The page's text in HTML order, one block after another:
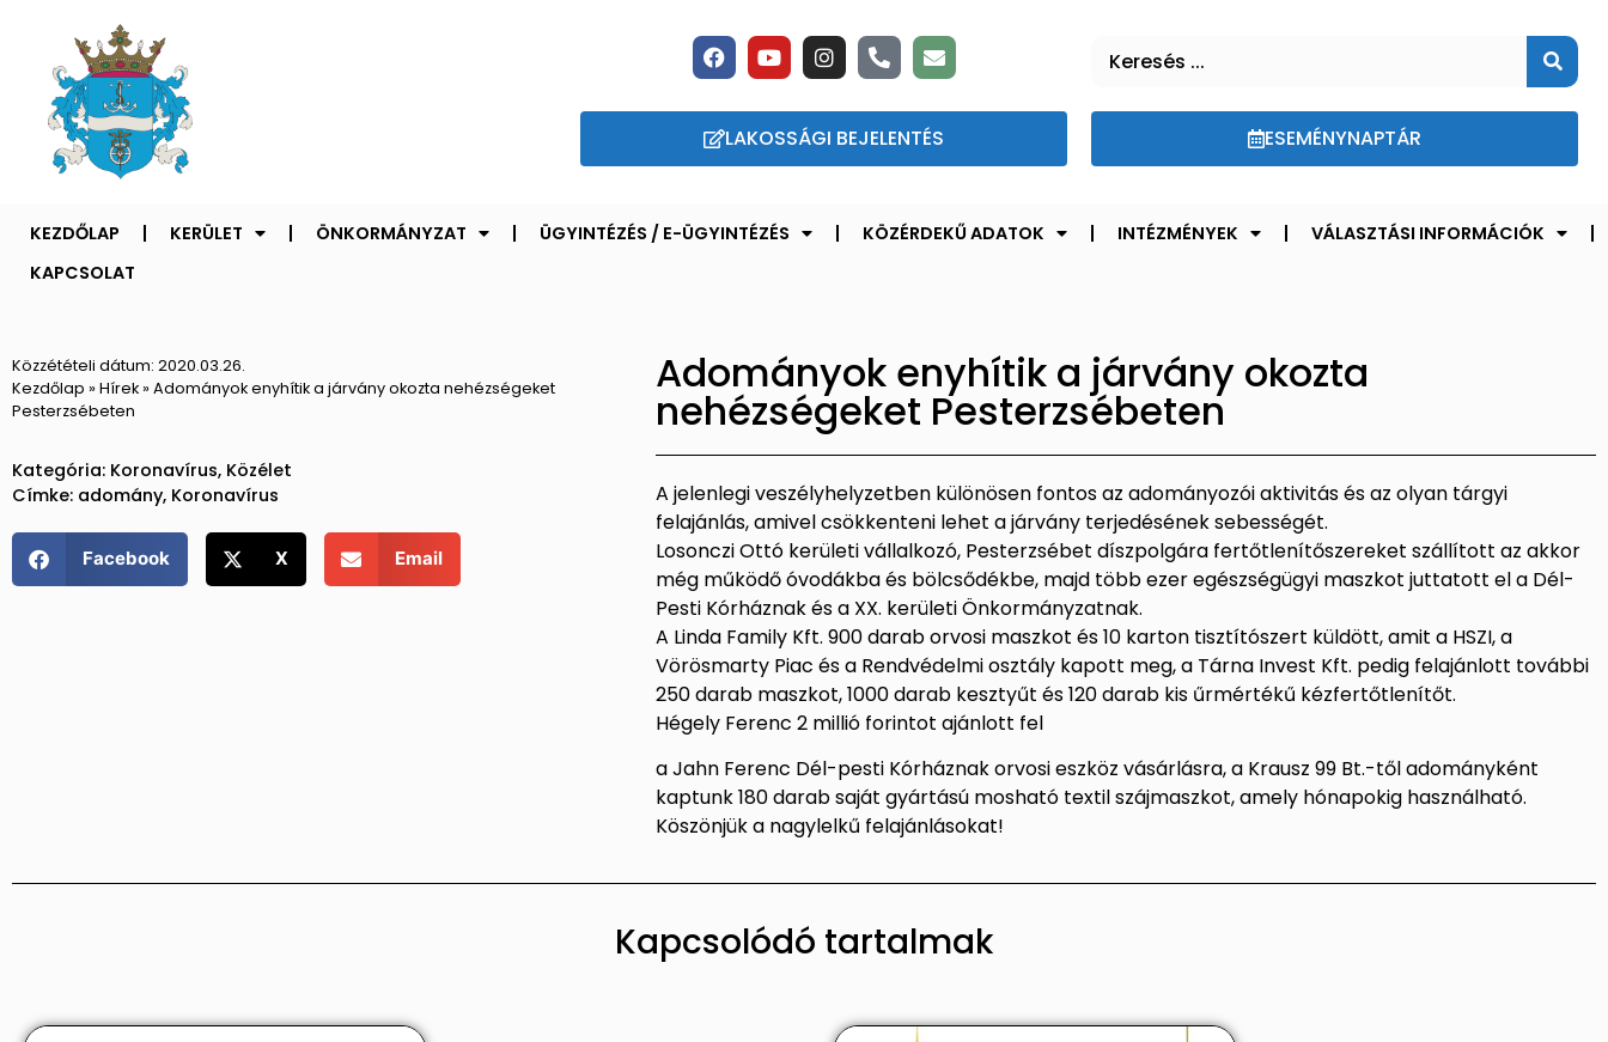
LAKOSSÁGI BEJELENTÉS ESEMÉNYNAPTÁR
KEZDŐLAP KERÜLET ÖNKORMÁNYZAT ÜGYINTÉZÉS / E-ÜGYINTÉZÉS KÖZÉRDEKŰ ADATOK INTÉZMÉNYEK
VÁLASZTÁSI INFORMÁCIÓK
KAPCSOLAT
Közzétételi dátum: 2020.03.26.
Kezdőlap » Hírek» Adományok enyhítik a járvány okozta nehézségeket
Pesterzsébeten
Kategória: Koronavírus, Közélet
Címke: adomány, Koronavírus
Facebook X Email
Adományok enyhítik a járvány okozta
nehézségeket Pesterzsébeten
A jelenlegi veszélyhelyzetben különösen fontos az adományozói aktivitás és az olyan tárgyi
felajánlás, amivel csökkenteni lehet a járvány terjedésének sebességét.
Losonczi Ottó kerületi vállalkozó, Pesterzsébet díszpolgára fertőtlenítőszereket szállított az akkor
még működő óvodákba és bölcsődékbe, majd több ezer egészségügyi maszkot juttatott el a Dél-
Pesti Kórháznak és a XX. kerületi Önkormányzatnak.
A Linda Family Kft. 900 darab orvosi maszkot és 10 karton tisztítószert küldött, amit a HSZI, a
Vörösmarty Piac és a Rendvédelmi osztály kapott meg, a Tárna Invest Kft. pedig felajánlott további
250 darab maszkot, 1000 darab kesztyűt és 120 darab kis űrmértékű kézfertőtlenítőt.
Hégely Ferenc 2 millió forintot ajánlott fel
a Jahn Ferenc Dél-pesti Kórháznak orvosi eszköz vásárlásra, a Krausz 99 Bt.-től adományként
kaptunk 180 darab saját gyártású mosható textil szájmaszkot, amely hónapokig használható.
Köszönjük a nagylelkű felajánlásokat!
Kapcsolódó tartalmak